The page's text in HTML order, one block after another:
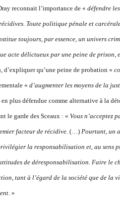
reconnait l’importance de « défendre
Toute politique pénale et
toujours, par essence, un univers
acte délictueux par une peine de prison,
d’expliquer qu’une peine de probation «
« d’augmenter les moyens de la
plus défendue comme alternative à la
le garde des Sceaux : « Vous n’acceptez
facteur de récidive. (…) Pourtant, un
la responsabilisation et, au sens
de déresponsabilisation. Faire le
tant à l’égard de la société que de la
. »